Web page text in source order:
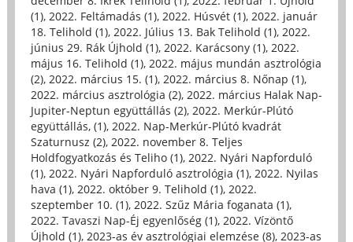
(1), 2022. Feltámadás (1), 2022. Húsvét (1), 2022. január
18. Telihold (1), 2022. Július 13. Bak Telihold (1), 2022.
június 29. Rák Újhold (1), 2022. Karácsony (1), 2022.
május 16. Telihold (1), 2022. május mundán asztrológia
(2), 2022. március 15. (1), 2022. március 8. Nőnap (1),
2022. március asztrológia (2), 2022. március Halak Nap-
Jupiter-Neptun együttállás (2), 2022. Merkúr-Plútó
együttállás, (1), 2022. Nap-Merkúr-Plútó kvadrát
Szaturnusz (2), 2022. november 8. Teljes
Holdfogyatkozás és Teliho (1), 2022. Nyári Napforduló
(1), 2022. Nyári Napforduló asztrológia (1), 2022. Nyilas
hava (1), 2022. október 9. Telihold (1), 2022.
szeptember 10. (1), 2022. Szűz Mária foganata (1),
2022. Tavaszi Nap-Éj egyenlőség (1), 2022. Vízöntő
Újhold (1), 2023-as év asztrológiai elemzése (8), 2023-as